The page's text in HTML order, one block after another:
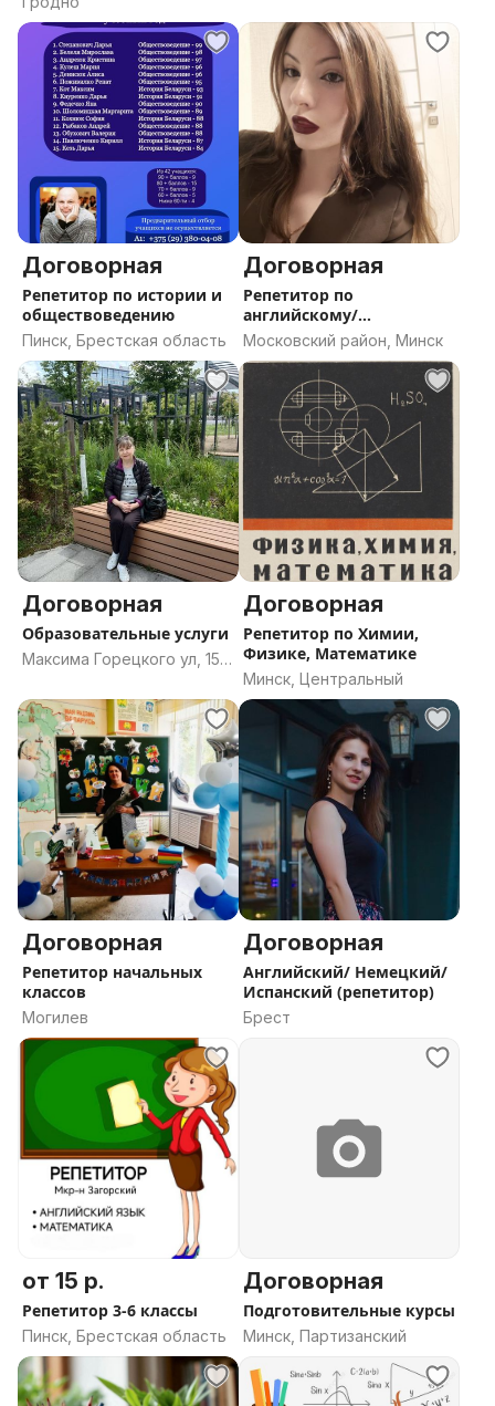
Договорная
Репетитор по истории и
обществоведению
Пинск, Брестская область
Договорная
Репетитор по
английскому/
итальянскому
Московский район, Минск
Договорная
Образовательные услуги
Максима Горецкого ул, 15,
Договорная
Репетитор по Химии,
Физике, Математике
Минск, Центральный
Договорная
Репетитор начальных
классов
Могилев
Договорная
Английский/ Немецкий/
Испанский (репетитор)
Брест
от 15 р.
Репетитор 3-6 классы
Пинск, Брестская область
Договорная
Подготовительные курсы
Минск, Партизанский